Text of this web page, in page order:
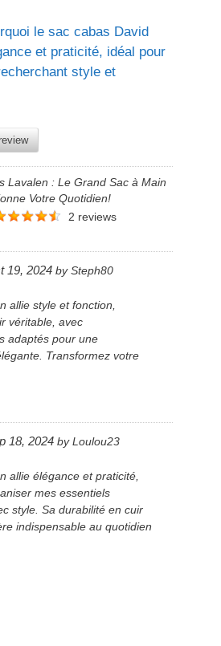
le sac cabas David
et praticité, idéal pour
style et
Lavalen : Le Grand Sac à Main
Votre Quotidien!
2 reviews
19, 2024 by Steph80
allie style et fonction,
véritable, avec
adaptés pour une
Transformez votre
18, 2024 by Loulou23
allie élégance et praticité,
mes essentiels
style. Sa durabilité en cuir
indispensable au quotidien